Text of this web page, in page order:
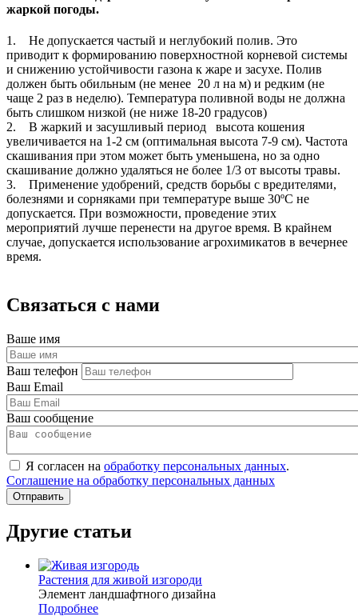
жаркой погоды.
1. Не допускается частый и неглубокий полив. Это
приводит к формированию поверхностной корневой системы
и снижению устойчивости газона к жаре и засухе. Полив
должен быть обильным (не менее 20 л на м) и редким (не
чаще 2 раз в неделю). Температура поливной воды не должна
быть слишком низкой (не ниже 18-20 градусов)
2. В жаркий и засушливый период высота кошения
увеличивается на 1-2 см (оптимальная высота 7-9 см). Частота
скашивания при этом может быть уменьшена, но за одно
скашивание должно удаляться не более 1/3 от высоты травы.
3. Применение удобрений, средств борьбы с вредителями,
болезнями и сорняками при температуре выше 30ºС не
допускается. При возможности, проведение этих
мероприятий лучше перенести на другое время. В крайнем
случае, допускается использование агрохимикатов в вечернее
время.
Связаться с нами
Ваше имя
Ваш телефон
Ваш Email
Ваш сообщение
Я согласен на обработку персональных данных.
Соглашение на обработку персональных данных
Другие статьи
Растения для живой изгороди
Элемент ландшафтного дизайна
Подробнее